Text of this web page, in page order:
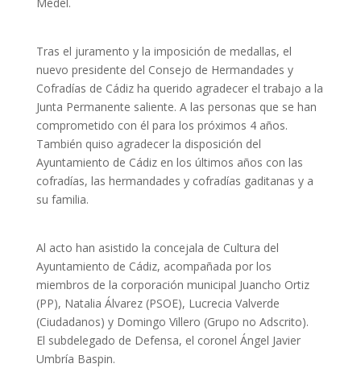
Tras el juramento y la imposición de medallas, el
nuevo presidente del Consejo de Hermandades y
Cofradías de Cádiz ha querido agradecer el trabajo a la
Junta Permanente saliente. A las personas que se han
comprometido con él para los próximos 4 años.
También quiso agradecer la disposición del
Ayuntamiento de Cádiz en los últimos años con las
cofradías, las hermandades y cofradías gaditanas y a
su familia.
Al acto han asistido la concejala de Cultura del
Ayuntamiento de Cádiz, acompañada por los
miembros de la corporación municipal Juancho Ortiz
(PP), Natalia Álvarez (PSOE), Lucrecia Valverde
(Ciudadanos) y Domingo Villero (Grupo no Adscrito).
El subdelegado de Defensa, el coronel Ángel Javier
Umbría Baspin.